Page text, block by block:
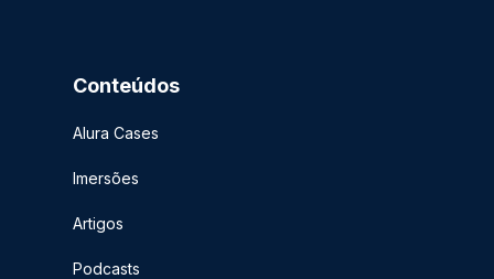
Conteúdos
Alura Cases
Imersões
Artigos
Podcasts